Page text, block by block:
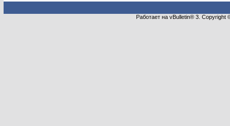
Работает на vBulletin® 3.